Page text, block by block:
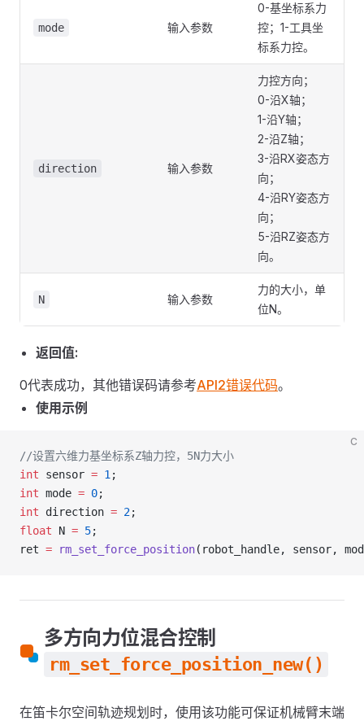
mode 输入参数
0-基坐标系力
控；1-工具坐
标系力控。
direction 输入参数
力控方向；
0-沿X轴；
1-沿Y轴；
2-沿Z轴；
3-沿RX姿态方
向；
4-沿RY姿态方
向；
5-沿RZ姿态方
向。
N 输入参数
力的大小，单
位N。
返回值:
0代表成功，其他错误码请参考API2错误代码。
使用示例
C
//设置六维力基坐标系Z轴力控，5N力大小
int sensor = 1 ;
int mode = 0;
int direction = 2;
float N = 5;
ret = rm_set_force_position(robot_handle, sensor,
多方向力位混合控制
rm_set_force_position_new()
在笛卡尔空间轨迹规划时，使用该功能可保证机械臂末端